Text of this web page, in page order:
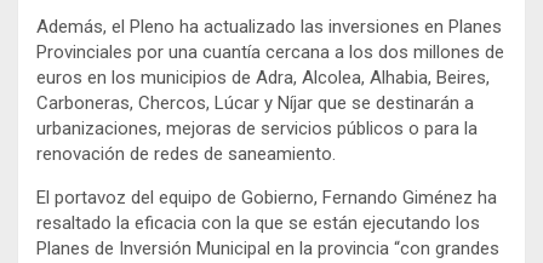
Además, el Pleno ha actualizado las inversiones en Planes
Provinciales por una cuantía cercana a los dos millones de
euros en los municipios de Adra, Alcolea, Alhabia, Beires,
Carboneras, Chercos, Lúcar y Níjar que se destinarán a
urbanizaciones, mejoras de servicios públicos o para la
renovación de redes de saneamiento.
El portavoz del equipo de Gobierno, Fernando Giménez ha
resaltado la eficacia con la que se están ejecutando los
Planes de Inversión Municipal en la provincia “con grandes